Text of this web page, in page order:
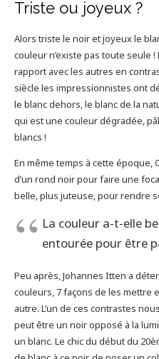
Triste ou joyeux ?
Alors triste le noir et joyeux le
couleur n’existe pas toute seule
rapport avec les autres en
siècle les impressionnistes ont
le blanc dehors, le blanc de la
qui est une couleur dégradée,
blancs !
En même temps à cette époque,
d’un rond noir pour faire une
belle, plus juteuse, pour rendre
La couleur a-t-elle
entourée pour être
Peu après, Johannes Itten a
couleurs, 7 façons de les mettre
autre. L’un de ces contrastes
peut être un noir opposé à la
un blanc. Le chic du début du